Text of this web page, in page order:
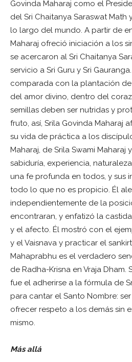
Govinda Maharaj como el
del Sri Chaitanya Saraswat
lo largo del mundo. A partir de
Maharaj ofreció iniciación a los
se acercaron al Sri Chaitanya
servicio a Sri Guru y Sri
comparada con la plantación de
del amor divino, dentro del
semillas deben ser nutridas y
fruto, así, Srila Govinda Maharaj
su vida de práctica a los
Maharaj, de Srila Swami Maharaj
sabiduría, experiencia,
una fe profunda en todos, y sus
todo lo que no es propicio. Él
independientemente de la
encontraran, y enfatizó la
y el afecto. Él mostró con el
y el Vaisnava y practicar el
Mahaprabhu es el verdadero
de Radha-Krisna en Vraja Dham.
fue el adherirse a la fórmula de
para cantar el Santo Nombre:
ofrecer respeto a los demás sin
mismo.
Más allá